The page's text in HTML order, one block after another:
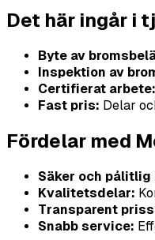
Det här ingår i
Byte av
Inspektion av
Certifierat arbete:
Fast pris: Delar
Fördelar med
Säker och pålitlig
Kvalitetsdelar:
Transparent
Snabb service: